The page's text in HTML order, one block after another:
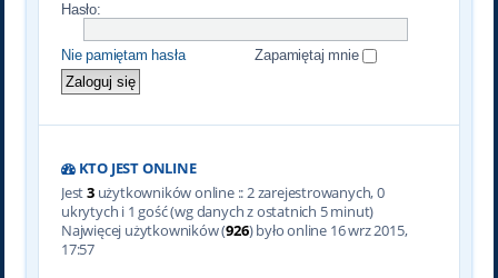
Hasło:
Nie pamiętam hasła Zapamiętaj mnie
KTO JEST ONLINE
Jest3użytkowników online :: 2 zarejestrowanych, 0
ukrytych i 1 gość (wg danych z ostatnich 5 minut)
Najwięcej użytkowników (926) było online 16 wrz 2015,
17:57